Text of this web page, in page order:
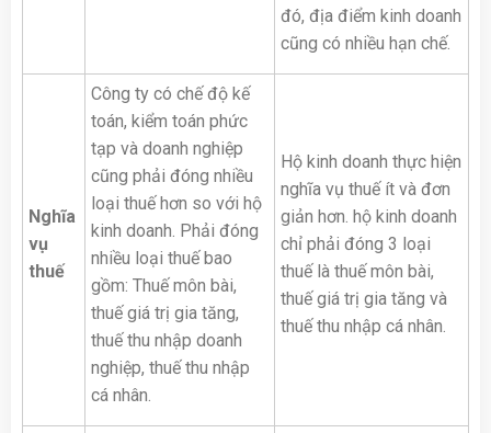
đó, địa điểm kinh doanh
cũng có nhiều hạn chế.
Nghĩa
vụ
thuế
Công ty có chế độ kế
toán, kiểm toán phức
tạp và doanh nghiệp
cũng phải đóng nhiều
loại thuế hơn so với hộ
kinh doanh. Phải đóng
nhiều loại thuế bao
gồm: Thuế môn bài,
thuế giá trị gia tăng,
thuế thu nhập doanh
nghiệp, thuế thu nhập
cá nhân.
Hộ kinh doanh thực hiện
nghĩa vụ thuế ít và đơn
giản hơn. hộ kinh doanh
chỉ phải đóng 3 loại
thuế là thuế môn bài,
thuế giá trị gia tăng và
thuế thu nhập cá nhân.